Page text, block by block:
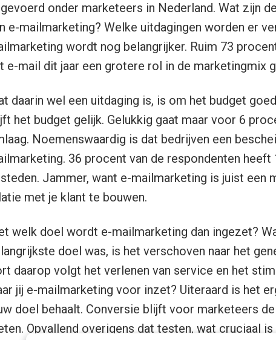
onder marketeers in Nederland. Wat zijn
e-mailmarketing? Welke uitdagingen worden er
wordt nog belangrijker. Ruim 73
e-mail dit jaar een grotere rol in de marketingmix
daarin wel een uitdaging is, is om het budget
het budget gelijk. Gelukkig gaat maar voor 6
Noemenswaardig is dat bedrijven een
36 procent van de respondenten
Jammer, want e-mailmarketing is juist een
met je klant te bouwen.
welk doel wordt e-mailmarketing dan ingezet?
doel was, is het verschoven naar het
daarop volgt het verlenen van service en het
jij e-mailmarketing voor inzet? Uiteraard is het
doel behaalt. Conversie blijft voor marketeers
Opvallend overigens dat testen, wat cruciaal